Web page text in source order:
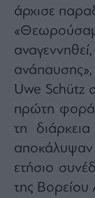
Creative
Content
Branded
Content
Reports
&
Branded
Content
Calendar
Monocle
Lab
άρχισε
Uwe Schütz
πρώτη φορά,
τη
ετήσιο
της Βορείου